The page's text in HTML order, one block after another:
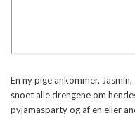
En ny pige ankommer,
snoet alle drengene om
pyjamasparty og af en eller